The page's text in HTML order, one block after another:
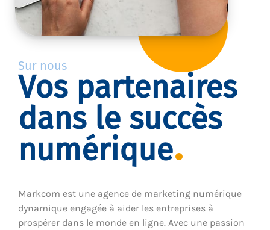
Sur nous
Vos partenaires
dans le succès
numérique
Markcom est une agence de marketing numérique
dynamique engagée à aider les entreprises à
prospérer dans le monde en ligne. Avec une passion